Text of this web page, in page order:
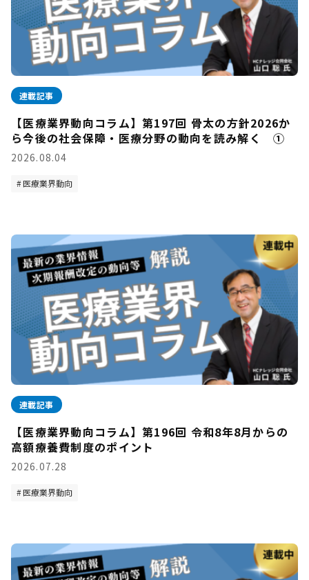
連載記事
【医療業界動向コラム】第197回 骨太の方針2026か
ら今後の社会保障・医療分野の動向を読み解く ①
2026.08.04
医療業界動向
連載記事
【医療業界動向コラム】第196回 令和8年8月からの
高額療養費制度のポイント
2026.07.28
医療業界動向